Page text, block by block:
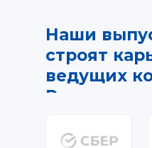
Наши
строят
ведущих
России